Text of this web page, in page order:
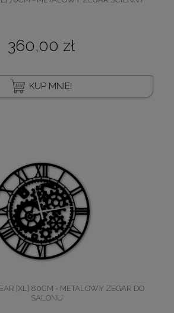
360,00 zł
KUP MNIE!
[XL] 80CM - METALOWY ZEGAR DO
SALONU